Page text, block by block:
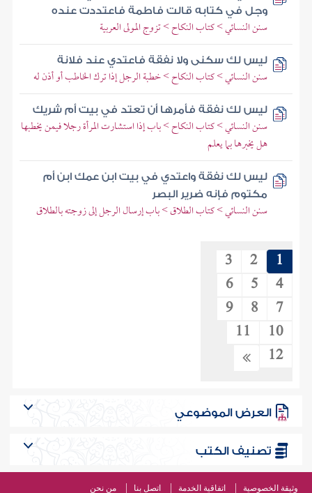
وجل في كتابه قالت فاطمة فاعتددت عنده
سنن النسائي > كتاب النكاح > تزوج المولى العربية
ليس لك سكنى ولا نفقة فاعتدي عند فلانة
سنن النسائي > كتاب النكاح > خطبة الرجل إذا ترك الخاطب أو أذن له
ليس لك نفقة فأمرها أن تعتد في بيت أم شريك
سنن النسائي > كتاب النكاح > باب إذا استشارت المرأة رجلا فيمن يخطبها
هل يخبرها بما يعلم
ليس لك نفقة واعتدي في بيت ابن عمك ابن أم
مكتوم فإنه ضرير البصر
سنن النسائي > كتاب الطلاق > باب إرسال الرجل إلى زوجته بالطلاق
1
2
3
4
5
6
7
8
9
10
11
12
العرض الموضوعي
تصنيف الكتب
وثيقة الخصوصية اتفاقية الخدمة اتصل بنا من نحن